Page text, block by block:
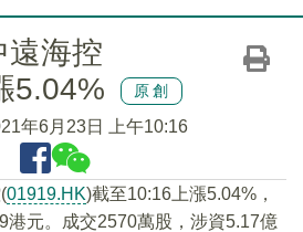
遠海控
5.04%
原創
年6月23日 上午10:16
01919.HK)截至10:16上漲5.04%，
港元。成交2570萬股，涉資5.17億